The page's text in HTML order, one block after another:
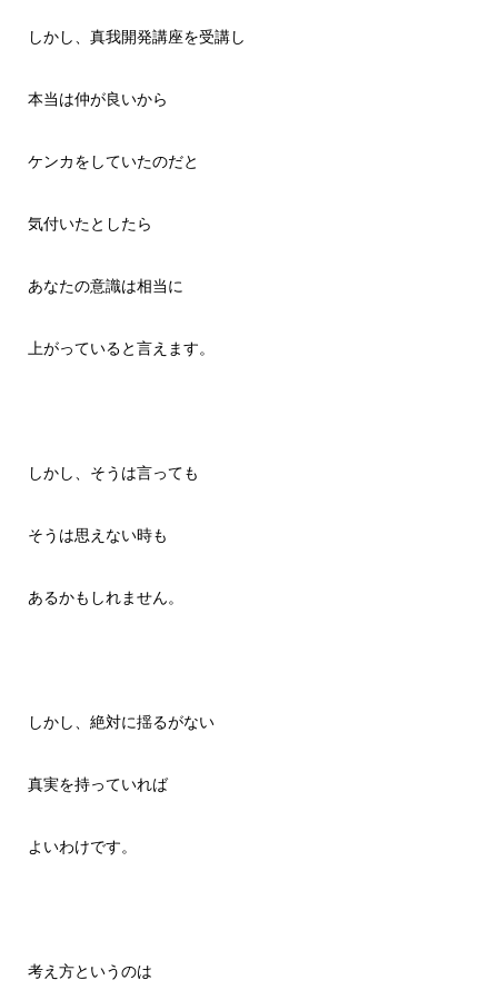
しかし、真我開発講座を受講し
本当は仲が良いから
ケンカをしていたのだと
気付いたとしたら
あなたの意識は相当に
上がっていると言えます。
しかし、そうは言っても
そうは思えない時も
あるかもしれません。
しかし、絶対に揺るがない
真実を持っていれば
よいわけです。
考え方というのは